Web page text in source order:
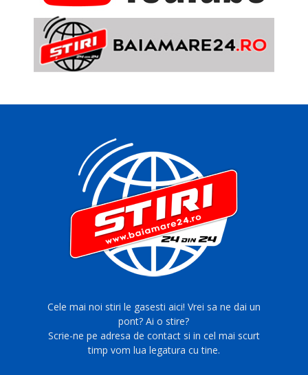
Cele mai noi stiri le gasesti aici! Vrei sa ne dai un
pont? Ai o stire?
Scrie-ne pe adresa de contact si in cel mai scurt
timp vom lua legatura cu tine.